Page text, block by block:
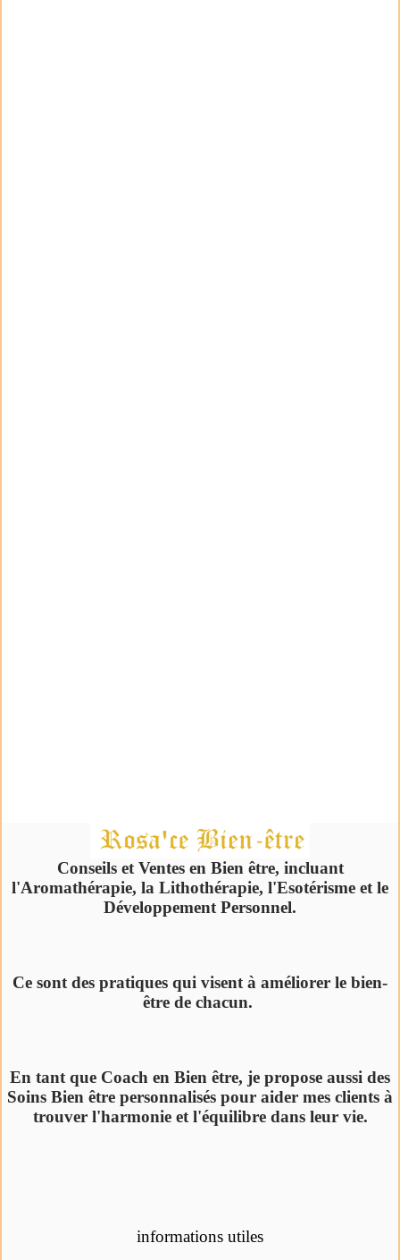
Conseils et Ventes en Bien être, incluant
l'Aromathérapie, la Lithothérapie, l'Esotérisme et le
Développement Personnel.
Ce sont des pratiques qui visent à améliorer le bien-
être de chacun.
En tant que Coach en Bien être, je propose aussi des
Soins Bien être personnalisés pour aider mes clients à
trouver l'harmonie et l'équilibre dans leur vie.
informations utiles